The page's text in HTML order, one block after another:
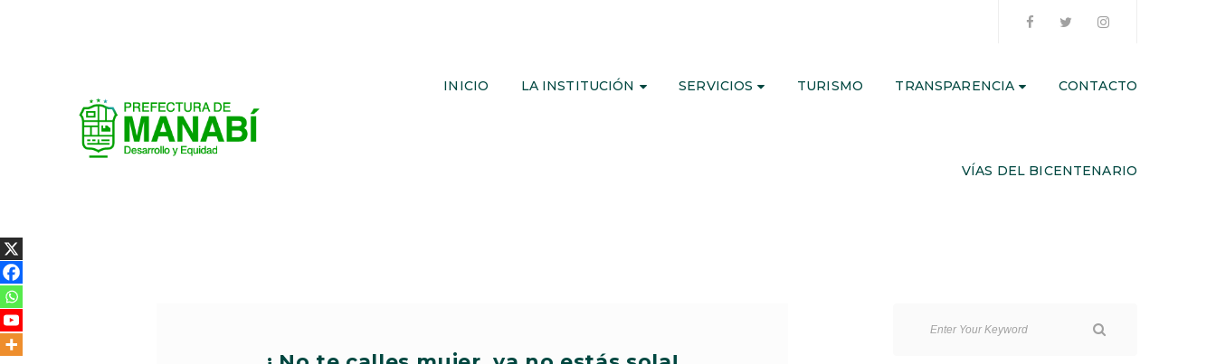
INICIO LA INSTITUCIÓN SERVICIOS TURISMO TRANSPARENCIA CONTACTO
VÍAS DEL BICENTENARIO